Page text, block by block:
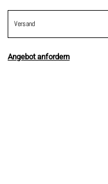
Versand
Angebot anfordern